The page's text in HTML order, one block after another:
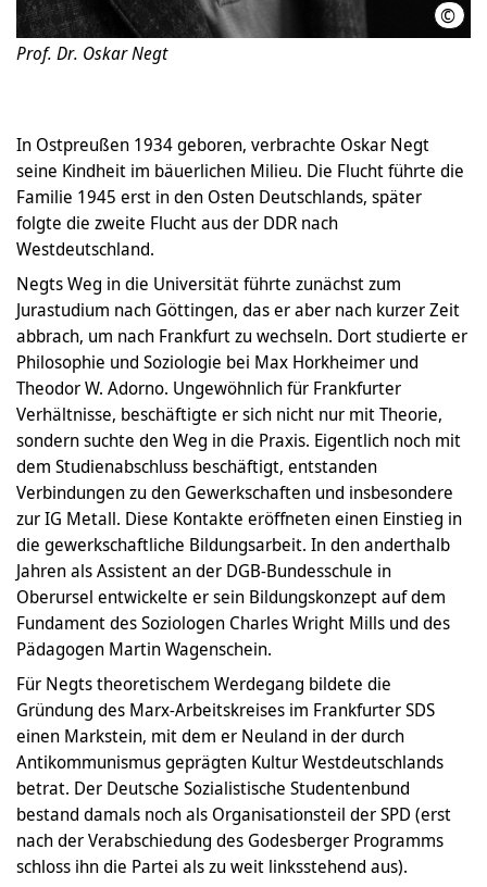
© Dirk
Prof. Dr. Oskar Negt
In Ostpreußen 1934 geboren, verbrachte Oskar Negt
seine Kindheit im bäuerlichen Milieu. Die Flucht führte die
Familie 1945 erst in den Osten Deutschlands, später
folgte die zweite Flucht aus der DDR nach
Westdeutschland.
Negts Weg in die Universität führte zunächst zum
Jurastudium nach Göttingen, das er aber nach kurzer Zeit
abbrach, um nach Frankfurt zu wechseln. Dort studierte er
Philosophie und Soziologie bei Max Horkheimer und
Theodor W. Adorno. Ungewöhnlich für Frankfurter
Verhältnisse, beschäftigte er sich nicht nur mit Theorie,
sondern suchte den Weg in die Praxis. Eigentlich noch mit
dem Studienabschluss beschäftigt, entstanden
Verbindungen zu den Gewerkschaften und insbesondere
zur IG Metall. Diese Kontakte eröffneten einen Einstieg in
die gewerkschaftliche Bildungsarbeit. In den anderthalb
Jahren als Assistent an der DGB-Bundesschule in
Oberursel entwickelte er sein Bildungskonzept auf dem
Fundament des Soziologen Charles Wright Mills und des
Pädagogen Martin Wagenschein.
Für Negts theoretischem Werdegang bildete die
Gründung des Marx-Arbeitskreises im Frankfurter SDS
einen Markstein, mit dem er Neuland in der durch
Antikommunismus geprägten Kultur Westdeutschlands
betrat. Der Deutsche Sozialistische Studentenbund
bestand damals noch als Organisationsteil der SPD (erst
nach der Verabschiedung des Godesberger Programms
schloss ihn die Partei als zu weit linksstehend aus).